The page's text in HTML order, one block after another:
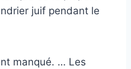
juif pendant le
manqué. … Les